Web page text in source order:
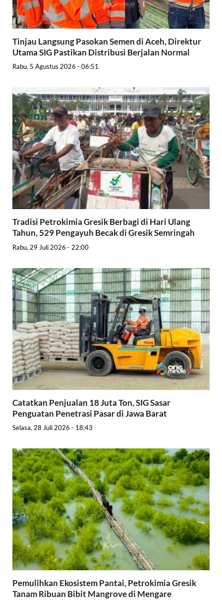
Tinjau Langsung Pasokan Semen di Aceh, Direktur
Utama SIG Pastikan Distribusi Berjalan Normal
Rabu, 5 Agustus 2026 - 06:51
Tradisi Petrokimia Gresik Berbagi di Hari Ulang
Tahun, 529 Pengayuh Becak di Gresik Semringah
Rabu, 29 Juli 2026 - 22:00
Catatkan Penjualan 18 Juta Ton, SIG Sasar
Penguatan Penetrasi Pasar di Jawa Barat
Selasa, 28 Juli 2026 - 18:43
Pemulihkan Ekosistem Pantai, Petrokimia Gresik
Tanam Ribuan Bibit Mangrove di Mengare